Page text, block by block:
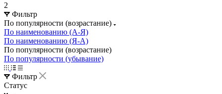
2
Фильтр
По популярности (возрастание)
По наименованию (А-Я)
По наименованию (Я-А)
По популярности (возрастание)
По популярности (убывание)
Фильтр
Статус